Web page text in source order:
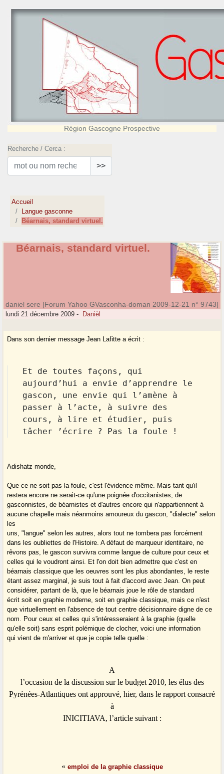
Région Gascogne Prospective
Recherche / Cerca :
>>
Accueil
Langue gasconne
Béarnais, standard virtuel.
Béarnais, standard virtuel.
daniel sere [Forum Yahoo GVasconha-doman 2009-12-21 n° 9743]
lundi 21 décembre 2009 - Danièl
Dans son dernier message Jean Lafitte a écrit :
Et de toutes façons, qui
aujourd’hui a envie d’apprendre le
gascon, une envie qui l’amène à
passer à l’acte, à suivre des
cours, à lire et étudier, puis
Adishatz monde,
Que ce ne soit pas la foule, c'est l'évidence même. Mais tant qu'il
restera encore ne serait-ce qu'une poignée d'occitanistes, de
gasconnistes, de béarnistes et d'autres encore qui n'appartiennent à
aucune chapelle mais néanmoins amoureux du gascon, "dialecte" selon
les
uns, "langue" selon les autres, alors tout ne tombera pas forcément
dans les oubliettes de l'Histoire. A défaut de marqueur identitaire, ne
rêvons pas, le gascon survivra comme langue de culture pour ceux et
celles qui le voudront ainsi. Et l'on doit bien admettre que c'est en
béarnais classique que les oeuvres sont les plus abondantes, le reste
étant assez marginal, je suis tout à fait d'accord avec Jean. On peut
considérer, partant de là, que le béarnais joue le rôle de standard
écrit soit en graphie moderne, soit en graphie classique, mais ce n'est
que virtuellement en l'absence de tout centre décisionnaire digne de ce
nom. Pour ceux et celles qui s'intéresseraient à la graphie (quelle
qu'elle soit) sans esprit polémique de clocher, voici une information
qui vient de m'arriver et que je copie telle quelle :
A
l’occasion de la discussion sur le budget 2010, les élus des
Pyrénées-Atlantiques ont approuvé, hier, dans le rapport consacré
à
INICITIAVA, l’article suivant :
« emploi de la graphie classique